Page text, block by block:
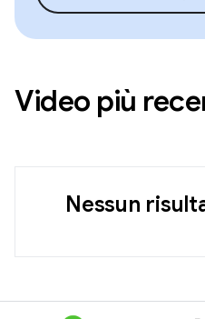
Video più
Nessun